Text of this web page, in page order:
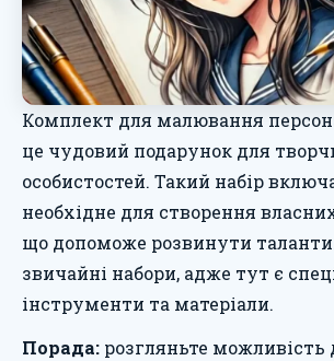
Комплект для малювання
це чудовий подарунок для
особистостей. Такий набір
необхідне для створення
що допоможе розвинути
звичайні набори, адже тут є
інструменти та матеріали.
Порада: розгляньте можливість